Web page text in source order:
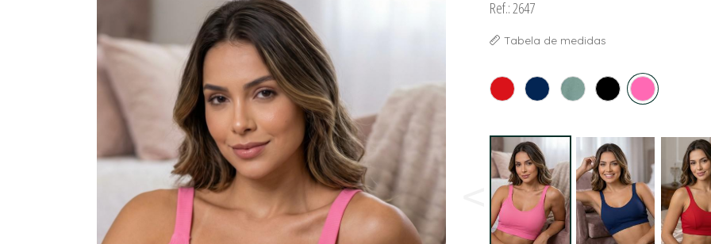
Ref.: 2647
Tabela de medidas